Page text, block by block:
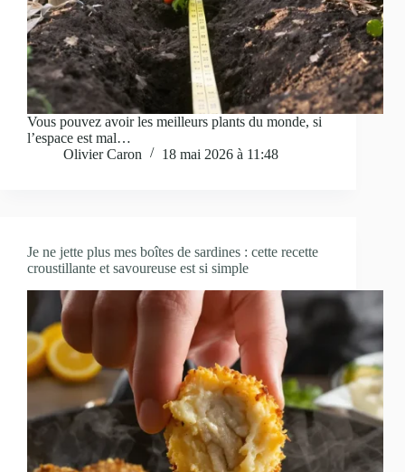
Vous pouvez avoir les meilleurs plants du monde, si
l’espace est mal…
Olivier Caron
18 mai 2026 à 11:48
Je ne jette plus mes boîtes de sardines : cette recette
croustillante et savoureuse est si simple